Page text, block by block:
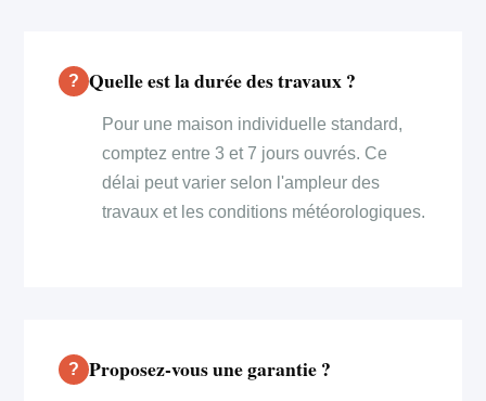
Quelle est la durée des travaux ?
Pour une maison individuelle standard,
comptez entre 3 et 7 jours ouvrés. Ce
délai peut varier selon l'ampleur des
travaux et les conditions météorologiques.
Proposez-vous une garantie ?